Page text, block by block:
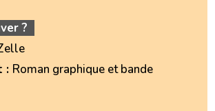
?
: Roman graphique et bande